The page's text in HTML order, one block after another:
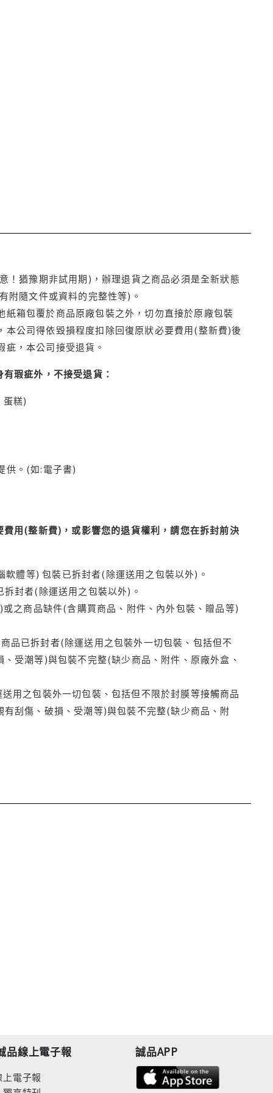
！猶豫期非試用期)，辦理退貨之商品必須是全新狀態
附隨文件或資料的完整性等)。
箱包覆於商品原廠包裝之外，切勿直接於原廠包裝
公司得依毀損程度扣除回復原狀必要費用(整新費)後
，本公司接受退貨。
瑕疵外，不接受退貨：
蛋糕)
供。(如:電子書)
用(整新費)，或影響您的退貨權利，請您在拆封前決
體等) 包裝已拆封者(除運送用之包裝以外)。
封者(除運送用之包裝以外)。
之商品缺件(含購買商品、附件、內外包裝、贈品等)
品已拆封者(除運送用之包裝外一切包裝、包括但不
受潮等)與包裝不完整(缺少商品、附件、原廠外盒、
用之包裝外一切包裝、包括但不限於封膜等接觸商品
刮傷、破損、受潮等)與包裝不完整(缺少商品、附
品線上電子報
電子報
誠品APP